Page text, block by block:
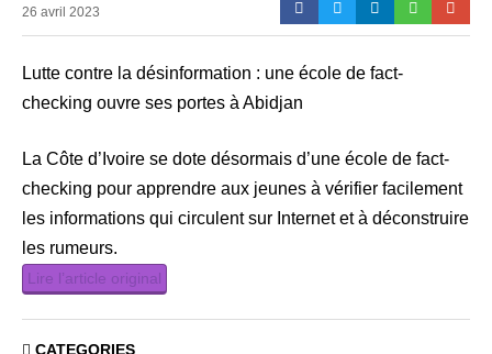
26 avril 2023
Lutte contre la désinformation : une école de fact-
checking ouvre ses portes à Abidjan
La Côte d’Ivoire se dote désormais d’une école de fact-
checking pour apprendre aux jeunes à vérifier facilement
les informations qui circulent sur Internet et à déconstruire
les rumeurs.
Lire l’article original
CATEGORIES